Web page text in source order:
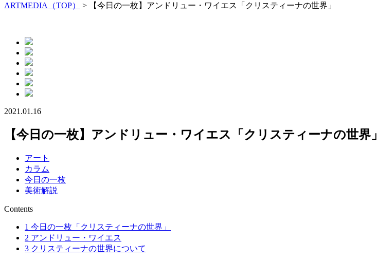
ARTMEDIA（TOP） > 【今日の一枚】アンドリュー・ワイエス「クリスティーナの世界」
2021.01.16
【今日の一枚】アンドリュー・ワイエス「クリスティーナの世界」
アート
カラム
今日の一枚
美術解説
Contents
1 今日の一枚「クリスティーナの世界」
2 アンドリュー・ワイエス
3 クリスティーナの世界について